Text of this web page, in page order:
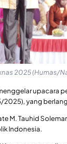
2025 (Humas/
upacara
yang
M. Tauhid
Indonesia.